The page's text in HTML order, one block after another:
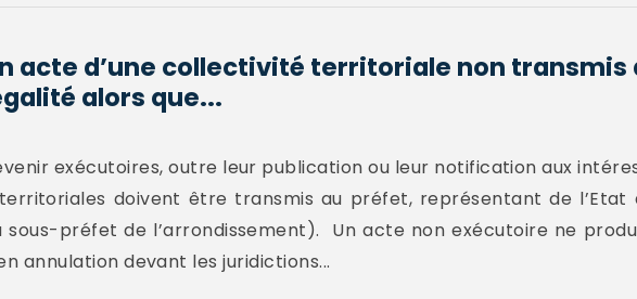
acte d’une collectivité territoriale non transmis
alors que...
exécutoires, outre leur publication ou leur notification aux
doivent être transmis au préfet, représentant de
sous-préfet de l’arrondissement). Un acte non exécutoire ne
annulation devant les juridictions...